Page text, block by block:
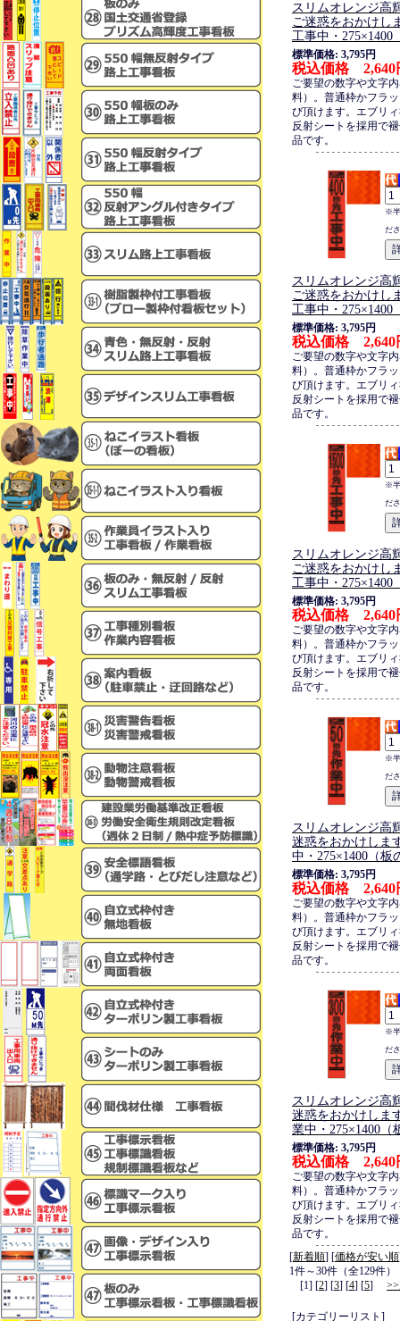
スリムオレンジ高
ご迷惑をおかけし
工事中・275×1400
標準価格: 3,795円
税込価格 2,640
ご要望の数字や文字
料）。普通枠かフラ
び頂けます。エブリ
反射シートを採用で
品です。
※半
だ
スリムオレンジ高
ご迷惑をおかけし
工事中・275×1400
標準価格: 3,795円
税込価格 2,640
ご要望の数字や文字
料）。普通枠かフラ
び頂けます。エブリ
反射シートを採用で
品です。
※半
だ
スリムオレンジ高
ご迷惑をおかけし
工事中・275×1400
標準価格: 3,795円
税込価格 2,640
ご要望の数字や文字
料）。普通枠かフラ
び頂けます。エブリ
反射シートを採用で
品です。
※半
だ
スリムオレンジ高
迷惑をおかけしま
中・275×1400（板
標準価格: 3,795円
税込価格 2,640
ご要望の数字や文字
料）。普通枠かフラ
び頂けます。エブリ
反射シートを採用で
品です。
※半
だ
スリムオレンジ高
迷惑をおかけしま
業中・275×1400（
標準価格: 3,795円
税込価格 2,640
ご要望の数字や文字
料）。普通枠かフラ
び頂けます。エブリ
反射シートを採用で
品です。
[新着順] [価格が安い順
1件～30件（全129件）
[1] [2] [3] [4] [5]
[カテゴリーリスト]